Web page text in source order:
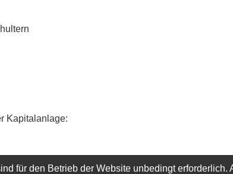
Kapitalanlage:
für den Betrieb der Website unbedingt